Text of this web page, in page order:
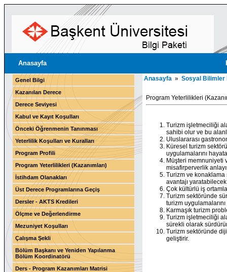
Anasayfa
Genel Bilgi
Kazanılan Derece
Derece Seviyesi
Kabul ve Kayıt Koşulları
Önceki Öğrenmenin Tanınması
Yeterlilik Koşulları ve Kuralları
Program Profili
Program Yeterlilikleri (Kazanımları)
İstihdam Olanakları
Üst Derece Programlarına Geçiş
Dersler - AKTS Kredileri
Ölçme ve Değerlendirme
Mezuniyet Koşulları
Çalışma Şekli
Bölüm Başkanı ve Yeniden Yapılanma
Bölüm Koordinatörü
Ders - Program Kazanımları Matrisi
Anasayfa » Sosyal Bilimler
Program Yeterlilikleri
Turizm işletmeciliği
sahibi olur ve bu
Uluslararası
Küresel turizm
uygulamalarını
Müşteri memnuniyeti
misafirperverlik
Turizm ve
avantajı
Çok kültürlü iş
Turizm sektöründe
turizm
Karmaşık turizm
Turizm işletmeciliği
sürekli olarak
Turizm sektöründe
geliştirir.